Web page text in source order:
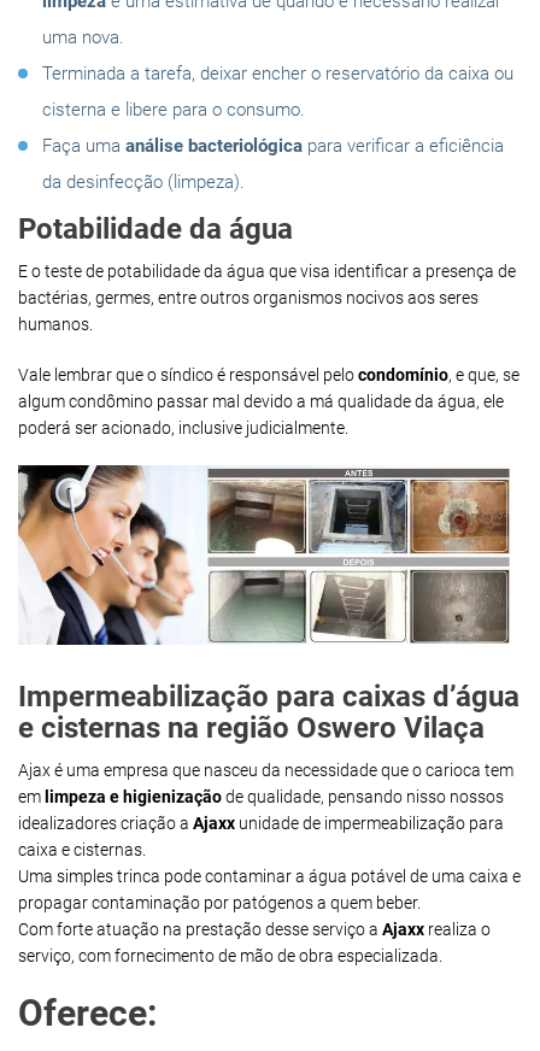
uma nova.
Terminada a tarefa, deixar encher o reservatório da caixa ou
cisterna e libere para o consumo.
Faça uma análise bacteriológica para verificar a eficiência
da desinfecção (limpeza).
Potabilidade da água
E o teste de potabilidade da água que visa identificar a presença de
bactérias, germes, entre outros organismos nocivos aos seres
humanos.
Vale lembrar que o síndico é responsável pelocondomínio, e que, se
algum condômino passar mal devido a má qualidade da água, ele
poderá ser acionado, inclusive judicialmente.
Impermeabilização para caixas d’água
e cisternas na região Oswero Vilaça
Ajax é uma empresa que nasceu da necessidade que o carioca tem
em limpeza e higienizaçãode qualidade, pensando nisso nossos
idealizadores criação a Ajaxx unidade de impermeabilização para
caixa e cisternas.
Uma simples trinca pode contaminar a água potável de uma caixa e
propagar contaminação por patógenos a quem beber.
Com forte atuação na prestação desse serviço a Ajaxx realiza o
serviço, com fornecimento de mão de obra especializada.
Oferece: